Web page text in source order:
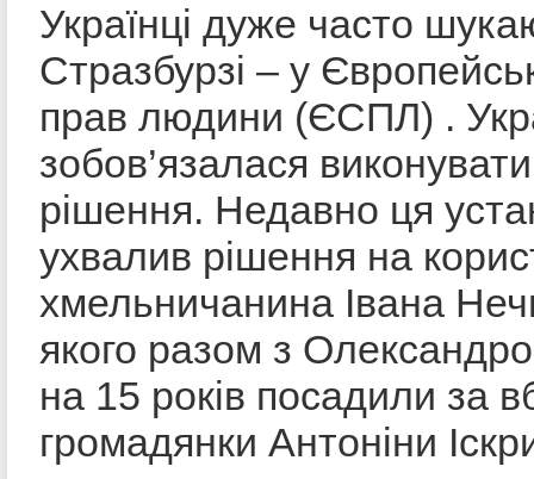
Українці дуже часто
Стразбурзі – у
прав людини (ЄСПЛ) .
зобов’язалася
рішення. Недавно ця
ухвалив рішення на
хмельничанина Івана
якого разом з
на 15 років посадили за
громадянки Антоніни